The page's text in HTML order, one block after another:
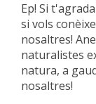
Ep! Si
si vols
nosaltres!
naturalistes
natura, a
nosaltres!